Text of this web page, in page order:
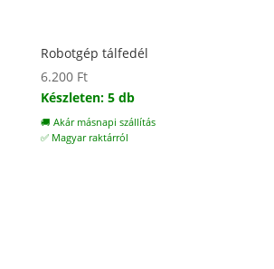
Robotgép tálfedél
6.200 Ft
Készleten: 5 db
🚚 Akár másnapi szállítás
✅ Magyar raktárról